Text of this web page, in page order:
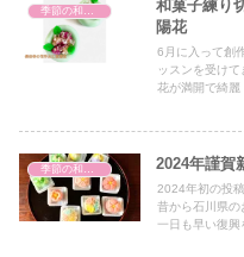
季節の和菓子
和菓子練り
陽花
6月に入って創
ッスンを受け
花が満開で綺麗
季節の和菓子 2024年謹
2024年初の投
昔から石川県の
一日も早い復興